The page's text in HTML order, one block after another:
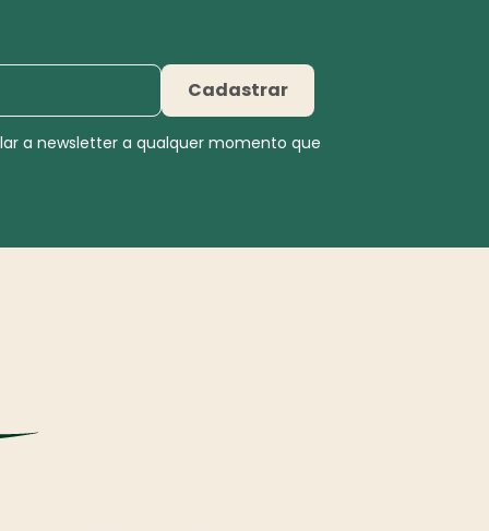
Cadastrar
a newsletter a qualquer momento que